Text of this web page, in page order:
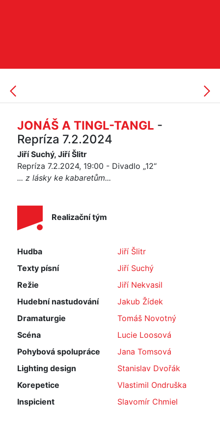
JONÁŠ A TINGL-TANGL -
Repríza 7.2.2024
Jiří Suchý, Jiří Šlitr
Repríza 7.2.2024, 19:00 - Divadlo „12“
... z lásky ke kabaretům...
Realizační tým
Hudba
Jiří Šlitr
Texty písní
Jiří Suchý
Režie
Jiří Nekvasil
Hudební nastudování
Jakub Žídek
Dramaturgie
Tomáš Novotný
Scéna
Lucie Loosová
Pohybová spolupráce
Jana Tomsová
Lighting design
Stanislav Dvořák
Korepetice
Vlastimil Ondruška
Inspicient
Slavomír Chmiel